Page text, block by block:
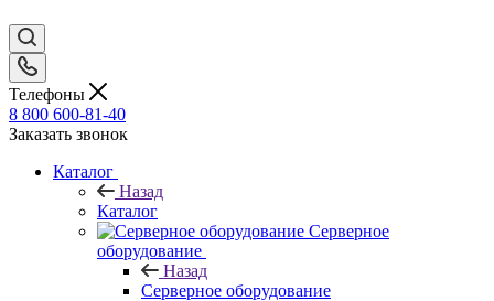
Телефоны
8 800 600-81-40
Заказать звонок
Каталог
Назад
Каталог
Серверное
оборудование
Назад
Серверное оборудование